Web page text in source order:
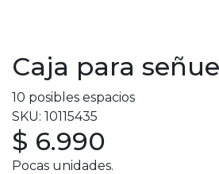
Caja para
10 posibles espacios
SKU: 10115435
$ 6.990
Pocas unidades.